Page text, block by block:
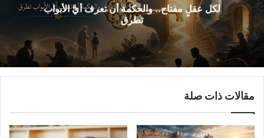
لكل عقلٍ مفتاح.. والحكمة أن تعرف أيَّ الأبواب
تطرق
مقالات ذات صلة